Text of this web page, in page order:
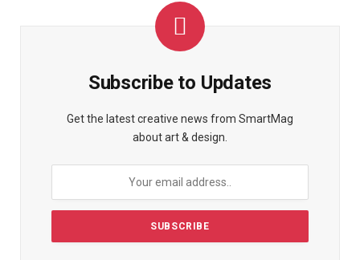
Subscribe to Updates
Get the latest creative news from SmartMag
about art & design.